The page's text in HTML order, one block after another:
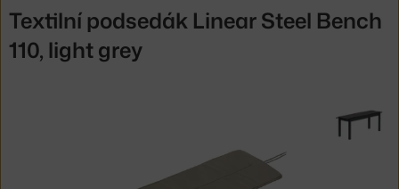
Textilní podsedák Linear Steel Bench
110, light grey